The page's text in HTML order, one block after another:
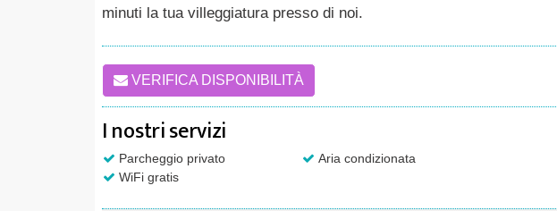
minuti la tua villeggiatura presso di noi.
VERIFICA DISPONIBILITÀ
I nostri servizi
Parcheggio privato
Aria condizionata
WiFi gratis